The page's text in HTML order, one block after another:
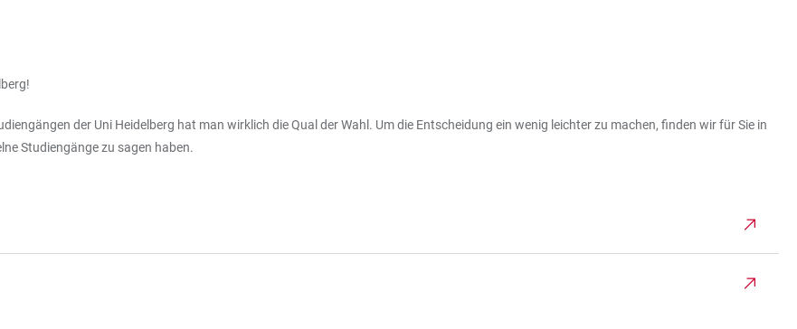
der Uni Heidelberg hat man wirklich die Qual der Wahl. Um die Entscheidung ein wenig leichter zu machen, finden wir für Sie in
Studiengänge zu sagen haben.